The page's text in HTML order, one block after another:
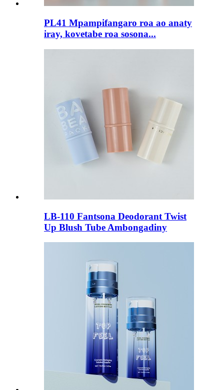
PL41 Mpampifangaro roa ao anaty
iray, kovetabe roa sosona...
LB-110 Fantsona Deodorant Twist
Up Blush Tube Ambongadiny